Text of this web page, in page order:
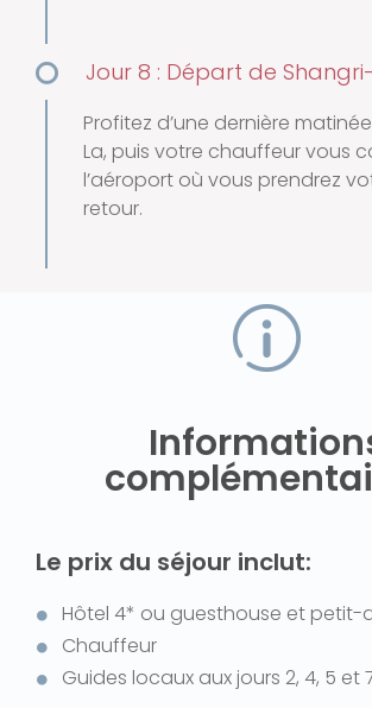
Jour 8 : Départ de
Profitez d’une dernière
La, puis votre chauffeur vous
l’aéroport où vous prendrez
retour.
Le prix du séjour inclut:
Hôtel 4* ou guesthouse et petit-
Chauffeur
Guides locaux aux jours 2, 4, 5 et